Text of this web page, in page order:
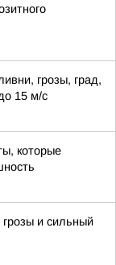
грозы, град,
15 м/с
которые
грозы и сильный